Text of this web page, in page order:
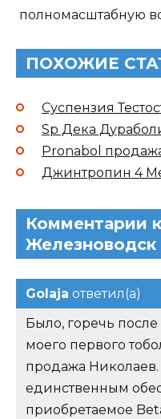
полномасштабную
ПОХОЖИЕ
Суспензия
Sp Дека
Pronabol
Джинтропин 4
Комментарии
Железноводск
Golaja ответил(а)
Было, горечь
моего первого
продажа Николаев.
единственным
приобретаемое